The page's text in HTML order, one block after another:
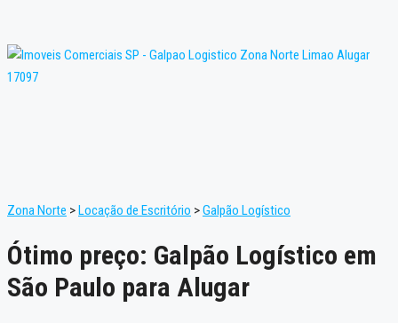
Zona Norte >Locação de Escritório >Galpão Logístico
Ótimo preço: Galpão Logístico em
São Paulo para Alugar